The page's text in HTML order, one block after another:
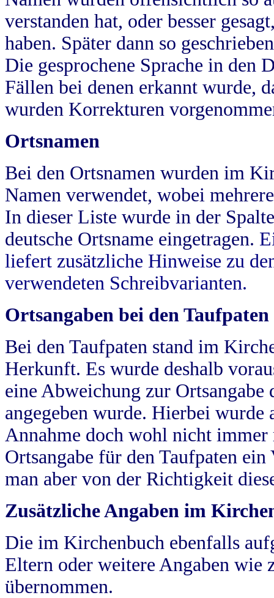
verstanden hat, oder besser
haben. Später dann so
Die gesprochene Sprache in
Fällen bei denen erkannt wurde,
wurden Korrekturen
Ortsnamen
Bei den Ortsnamen wurden im
Namen verwendet, wobei
In dieser Liste wurde in der
deutsche Ortsname eingetragen.
liefert zusätzliche Hinweise zu
verwendeten Schreibvarianten.
Ortsangaben bei den Taufpaten
Bei den Taufpaten stand im
Herkunft. Es wurde deshalb
eine Abweichung zur
angegeben wurde. Hierbei wurde
Annahme doch wohl nicht
Ortsangabe für den Taufpaten
man aber von der Richtigkeit
Zusätzliche Angaben im
Die im Kirchenbuch ebenfalls
Eltern oder weitere Angaben wie
übernommen.